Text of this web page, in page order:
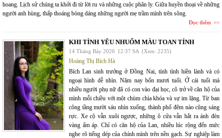
hoang. Lịch sử chúng ta khởi đi từ lời ru và những cuộc phân ly. Giữa huyền thoại về những
người anh hùng, thấp thoáng bóng dáng những người mẹ trầm mình trên sông.
Đọc thêm
KHI TÌNH YÊU NHUỐM MÀU TOAN TÍNH
14 Tháng Bảy 2026 12:37 SA (Xem: 2235)
Hoàng Thị Bích Hà
Bích Lan sinh trưởng ở Đồng Nai, tính tình hiền lành và có
ngoại hình dễ nhìn. Năm nay bốn mươi tuổi. Ở cái tuổi mà
nhiều người phụ nữ đã có con vào đại học, cô trở về căn hộ của
mình mỗi chiều với một chùm chìa khóa và sự im lặng. Từ ban
công tầng mười sáu nhìn xuống, thành phố đêm nào cũng sáng
rực. Xe cộ vẫn xuôi ngược, những ô cửa vẫn hắt ra ánh đèn
vàng ấm áp. Chỉ có căn hộ của Lan, nhiều lúc rộng đến mức
nghe rõ tiếng dép của chính mình trên nền gạch. Sự nghiệp làm